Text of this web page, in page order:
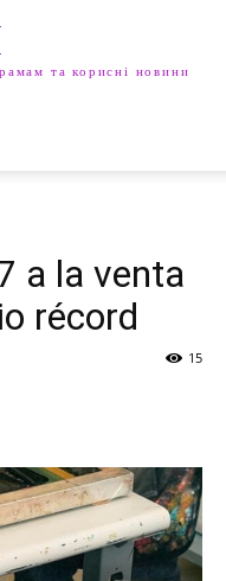
та корисні новини
a la venta
récord
15